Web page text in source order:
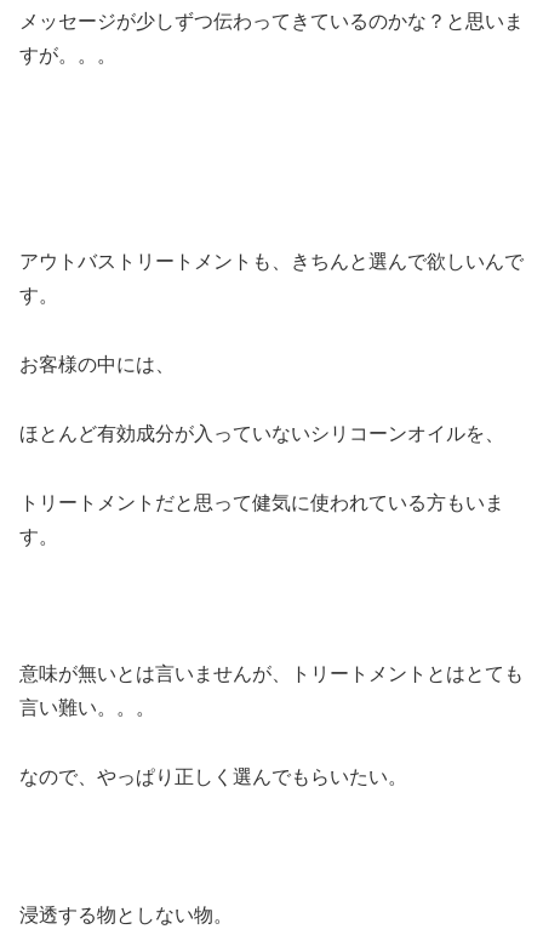
メッセージが少しずつ伝わってきているのかな？と思いま
すが。。。
アウトバストリートメントも、きちんと選んで欲しいんで
す。
お客様の中には、
ほとんど有効成分が入っていないシリコーンオイルを、
トリートメントだと思って健気に使われている方もいま
す。
意味が無いとは言いませんが、トリートメントとはとても
言い難い。。。
なので、やっぱり正しく選んでもらいたい。
浸透する物としない物。